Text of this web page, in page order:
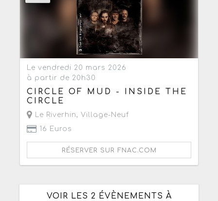
Le vendredi 20 mars 2026
à partir de 20h30
CIRCLE OF MUD - INSIDE THE
CIRCLE
Le Riverhin, Village-Neuf
16 Euros
RÉSERVER SUR FNAC.COM
VOIR LES 2 ÉVÈNEMENTS À